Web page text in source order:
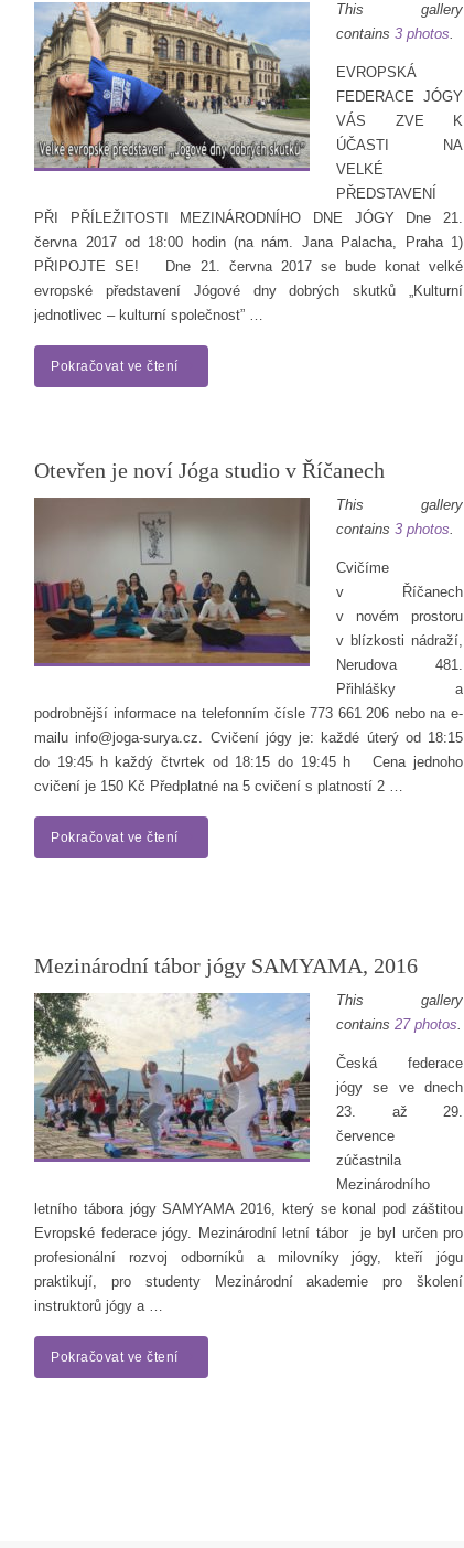
This gallery
contains3 photos.
EVROPSKÁ
FEDERACE JÓGY
VÁS ZVE K
ÚČASTI NA
VELKÉ
PŘEDSTAVENÍ
PŘI PŘÍLEŽITOSTI MEZINÁRODNÍHO DNE JÓGY Dne 21.
června 2017 od 18:00 hodin (na nám. Jana Palacha, Praha 1)
PŘIPOJTE SE! Dne 21. června 2017 se bude konat velké
evropské představení Jógové dny dobrých skutků „Kulturní
jednotlivec – kulturní společnost” …
Pokračovat ve čtení
Otevřen je noví Jóga studio v Říčanech
This gallery
contains3 photos.
Cvičíme
v Říčanech
v novém prostoru
v blízkosti nádraží,
Nerudova 481.
Přihlášky a
podrobnější informace na telefonním čísle 773 661 206 nebo na e-
mailu info@joga-surya.cz. Cvičení jógy je: každé úterý od 18:15
do 19:45 h každý čtvrtek od 18:15 do 19:45 h Cena jednoho
cvičení je 150 Kč Předplatné na 5 cvičení s platností 2 …
Pokračovat ve čtení
Mezinárodní tábor jógy SAMYAMA, 2016
This gallery
contains27 photos.
Česká federace
jógy se ve dnech
23. až 29.
července
zúčastnila
Mezinárodního
letního tábora jógy SAMYAMA 2016, který se konal pod záštitou
Evropské federace jógy. Mezinárodní letní tábor je byl určen pro
profesionální rozvoj odborníků a milovníky jógy, kteří jógu
praktikují, pro studenty Mezinárodní akademie pro školení
instruktorů jógy a …
Pokračovat ve čtení